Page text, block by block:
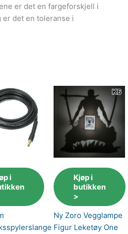
er det en fargeforskjell i
er det en toleranse i
i
Kjøp i
butikken
>
Ny Zoro Vegglampe
Figur Leketøy One